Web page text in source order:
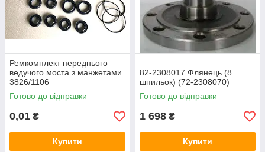
Ремкомплект переднього
ведучого моста з манжетами
3826/1106
Готово до відправки
0,01 ₴
Купити
82-2308017 Флянець (8
шпильок) (72-2308070)
Готово до відправки
1 698 ₴
Купити